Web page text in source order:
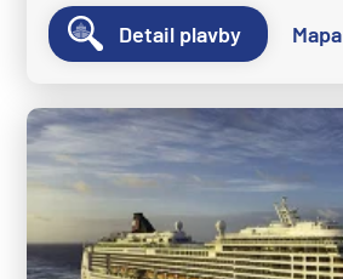
Detail plavby Mapa